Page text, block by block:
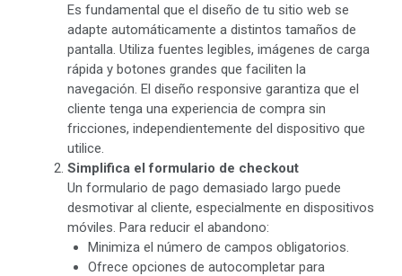
Es fundamental que el diseño de tu sitio web se
adapte automáticamente a distintos tamaños de
pantalla. Utiliza fuentes legibles, imágenes de carga
rápida y botones grandes que faciliten la
navegación. El diseño responsive garantiza que el
cliente tenga una experiencia de compra sin
fricciones, independientemente del dispositivo que
utilice.
Simplifica el formulario de checkout
Un formulario de pago demasiado largo puede
desmotivar al cliente, especialmente en dispositivos
móviles. Para reducir el abandono:
Minimiza el número de campos obligatorios.
Ofrece opciones de autocompletar para